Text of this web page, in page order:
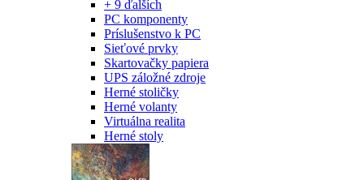
+ 9 ďalších
PC komponenty
Príslušenstvo k PC
Sieťové prvky
Skartovačky papiera
UPS záložné zdroje
Herné stoličky
Herné volanty
Virtuálna realita
Herné stoly